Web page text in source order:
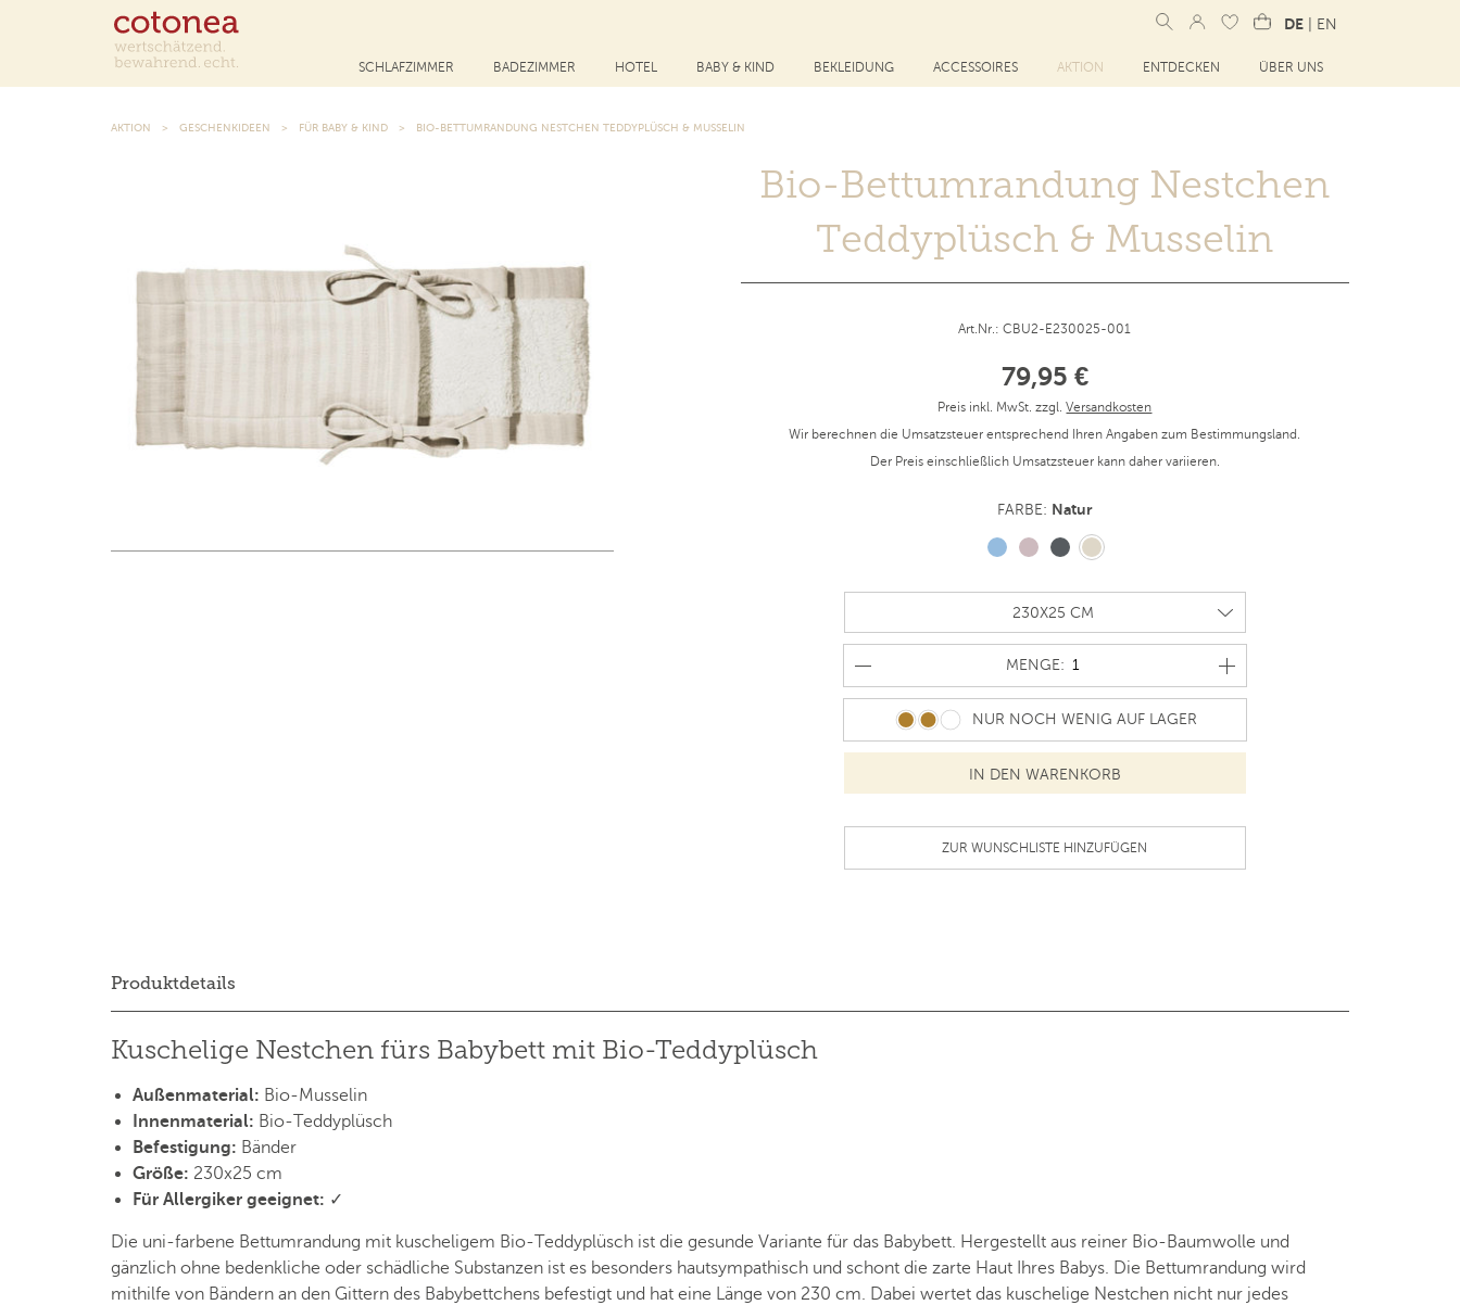
SCHLAFZIMMER BADEZIMMER HOTEL BABY & KIND BEKLEIDUNG ACCESSOIRES AKTION ENTDECKEN ÜBER UNS
DE EN
AKTION GESCHENKIDEEN FÜR BABY & KIND BIO-BETTUMRANDUNG NESTCHEN TEDDYPLÜSCH & MUSSELIN
Bio-Bettumrandung Nestchen
Teddyplüsch & Musselin
Art.Nr.: CBU2-E230025-001
79,95 €
Preis inkl. MwSt. zzgl.Versandkosten
Wir berechnen die Umsatzsteuer entsprechend Ihren Angaben zum Bestimmungsland.
Der Preis einschließlich Umsatzsteuer kann daher variieren.
FARBE: Natur
MENGE: MENGE
NUR NOCH WENIG AUF LAGER
ZUR WUNSCHLISTE HINZUFÜGEN
Produktdetails
Kuschelige Nestchen fürs Babybett mit Bio-Teddyplüsch
Außenmaterial: Bio-Musselin
Innenmaterial: Bio-Teddyplüsch
Befestigung: Bänder
Größe: 230x25 cm
Für Allergiker geeignet: ✓
Die uni-farbene Bettumrandung mit kuscheligem Bio-Teddyplüsch ist die gesunde Variante für das Babybett. Hergestellt aus reiner Bio-Baumwolle und
gänzlich ohne bedenkliche oder schädliche Substanzen ist es besonders hautsympathisch und schont die zarte Haut Ihres Babys. Die Bettumrandung wird
mithilfe von Bändern an den Gittern des Babybettchens befestigt und hat eine Länge von 230 cm. Dabei wertet das kuschelige Nestchen nicht nur jedes